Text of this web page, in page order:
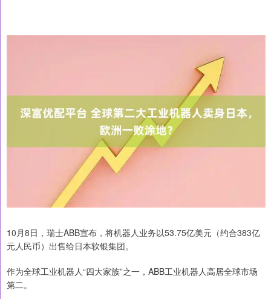
10月8日，瑞士ABB宣布，将机器人业务以53.75亿美元（约合383亿
元人民币）出售给日本软银集团。
作为全球工业机器人“四大家族”之一，ABB工业机器人高居全球市场
第二。